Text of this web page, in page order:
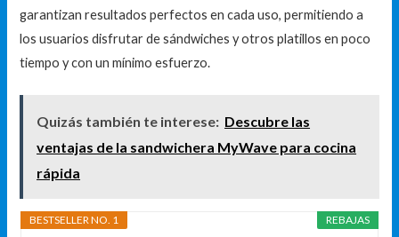
garantizan resultados perfectos en cada uso, permitiendo a
los usuarios disfrutar de sándwiches y otros platillos en poco
tiempo y con un mínimo esfuerzo.
Quizás también te interese: Descubre las
ventajas de la sandwichera MyWave para cocina
rápida
REBAJAS
BESTSELLER NO. 1